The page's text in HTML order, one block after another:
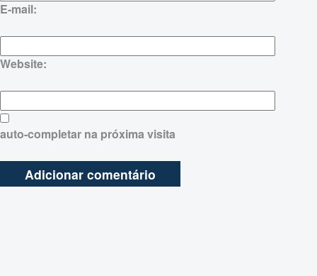
E-mail:
Website:
auto-completar na próxima visita